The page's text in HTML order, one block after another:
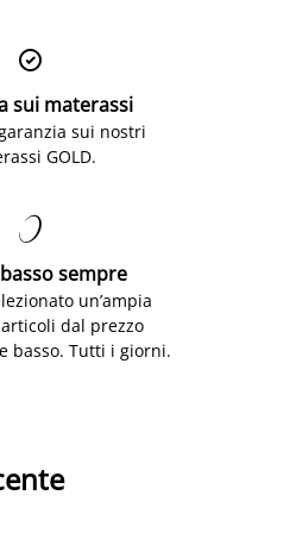

sui materassi
sui nostri
GOLD.

sempre
un’ampia
dal prezzo
basso. Tutti i giorni.